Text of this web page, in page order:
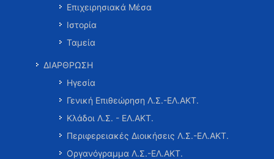
Επιχειρησιακά Μέσα
Ιστορία
Ταμεία
ΔΙΑΡΘΡΩΣΗ
Ηγεσία
Γενική Επιθεώρηση Λ.Σ.-ΕΛ.ΑΚΤ.
Κλάδοι Λ.Σ. - ΕΛ.ΑΚΤ.
Περιφερειακές Διοικήσεις Λ.Σ.-ΕΛ.ΑΚΤ.
Οργανόγραμμα Λ.Σ.-ΕΛ.ΑΚΤ.